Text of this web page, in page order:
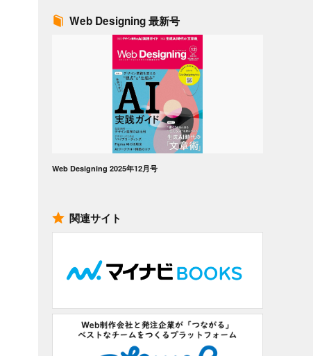
Web Designing 最新号
Web Designing 2025年12月号
関連サイト